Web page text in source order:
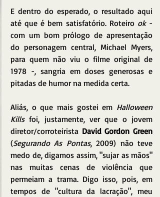
E dentro do esperado, o resultado aqui
até que é bem satisfatório. Roteiro ok -
com um bom prólogo de apresentação
do personagem central, Michael Myers,
para quem não viu o filme original de
1978 -, sangria em doses generosas e
pitadas de humor na medida certa.
Aliás, o que mais gostei em Halloween
Kills foi, justamente, ver que o jovem
diretor/corroteirista David Gordon Green
(Segurando As Pontas, 2009) não teve
medo de, digamos assim, "sujar as mãos"
nas muitas cenas de violência que
permeiam a trama. Digo isso, pois, em
tempos de "cultura da lacração", meu